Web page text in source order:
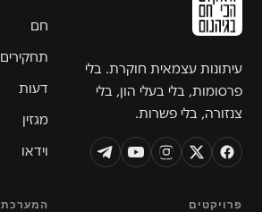
עיתונות עצמאית חוקרת. בלי
פרסומות, בלי בעלי הון, בלי
צנזורה, בלי פשרות.
חם
תחקירים
דעות
מגזין
וידאו
פרויקטים המערכת